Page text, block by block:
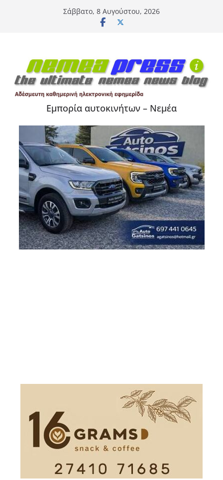
Σάββατο, 8 Αυγούστου, 2026
Εμπορία αυτοκινήτων – Νεμέα